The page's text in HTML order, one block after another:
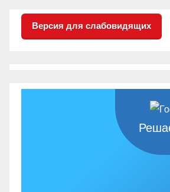
Версия для слабовидящих